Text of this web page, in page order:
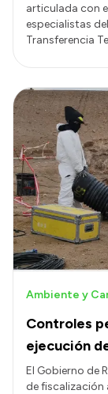
articulada con
especialistas
Transferencia
Controles
ejecución
Ambiente y
El Gobierno de
de fiscalización